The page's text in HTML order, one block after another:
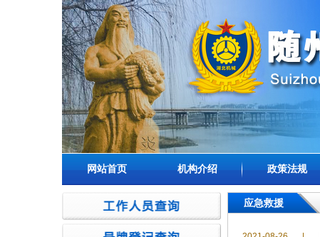
网站首页 机构介绍 政策法规
应急救援